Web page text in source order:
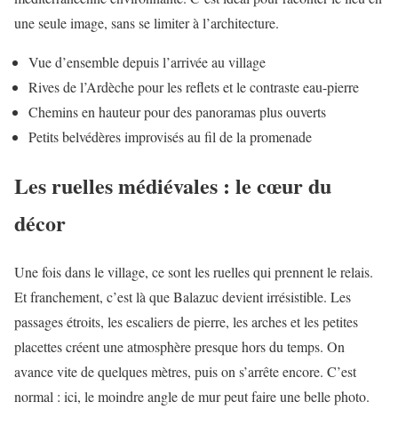
une seule image, sans se limiter à l’architecture.
Vue d’ensemble depuis l’arrivée au village
Rives de l’Ardèche pour les reflets et le contraste eau-pierre
Chemins en hauteur pour des panoramas plus ouverts
Petits belvédères improvisés au fil de la promenade
Les ruelles médiévales : le cœur du
décor
Une fois dans le village, ce sont les ruelles qui prennent le relais.
Et franchement, c’est là que Balazuc devient irrésistible. Les
passages étroits, les escaliers de pierre, les arches et les petites
placettes créent une atmosphère presque hors du temps. On
avance vite de quelques mètres, puis on s’arrête encore. C’est
normal : ici, le moindre angle de mur peut faire une belle photo.